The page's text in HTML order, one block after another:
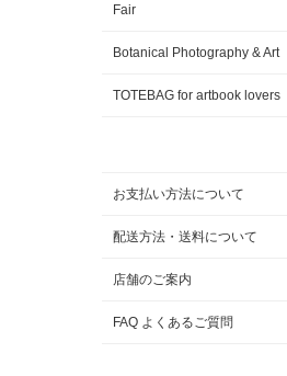
Fair
Botanical Photography & Art
TOTEBAG for artbook lovers
お支払い方法について
配送方法・送料について
店舗のご案内
FAQ よくあるご質問